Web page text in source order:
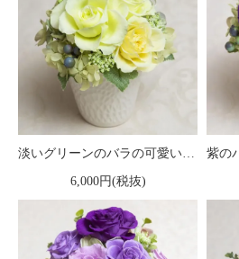
淡いグリーンのバラの可愛いプリザーブドフラワーアレンジ 「メルレット」
6,000円(税抜)